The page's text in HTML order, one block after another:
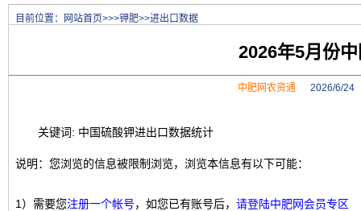
目前位置： 网站首页>>>钾肥>>进出口数据
2026年5月份
中肥网农资通 2026/6/24
关键词: 中国硫酸钾进出口数据统计
说明：您浏览的信息被限制浏览，浏览本信息有以下可能：
1）需要您注册一个帐号，如您已有账号后， 请登陆中肥网会员专区